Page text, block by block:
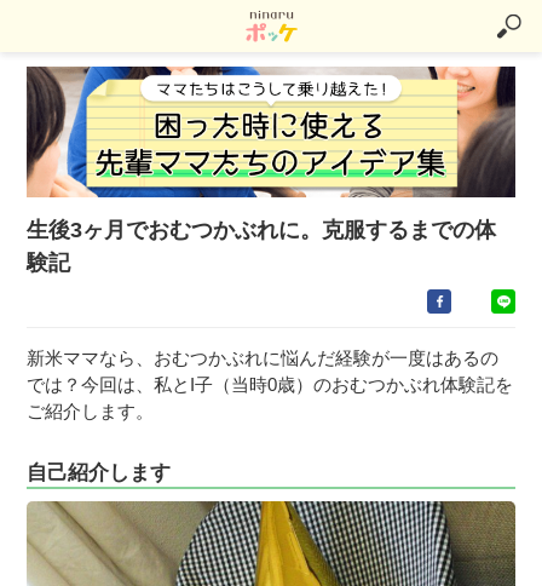
生後3ヶ月でおむつかぶれに。克服するまでの体
験記
新米ママなら、おむつかぶれに悩んだ経験が一度はあるの
では？今回は、私とI子（当時0歳）のおむつかぶれ体験記を
ご紹介します。
自己紹介します